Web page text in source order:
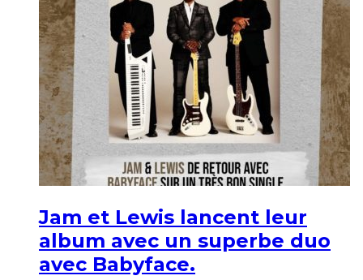
Jam et Lewis lancent leur
album avec un superbe duo
avec Babyface.